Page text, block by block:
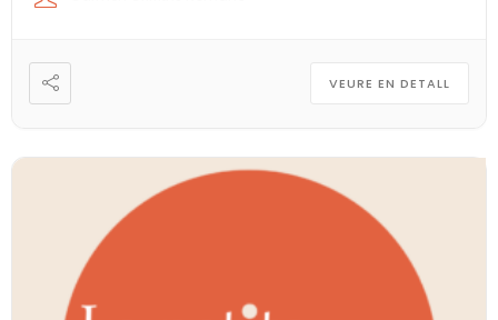
VEURE EN DETALL